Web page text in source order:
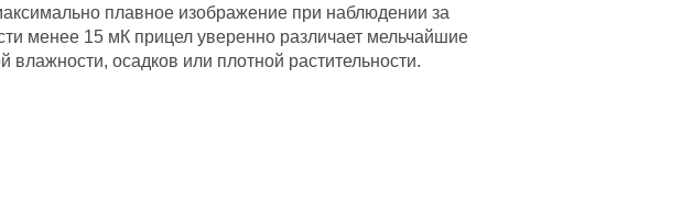
плавное изображение при наблюдении за
менее 15 мК прицел уверенно различает мельчайшие
осадков или плотной растительности.